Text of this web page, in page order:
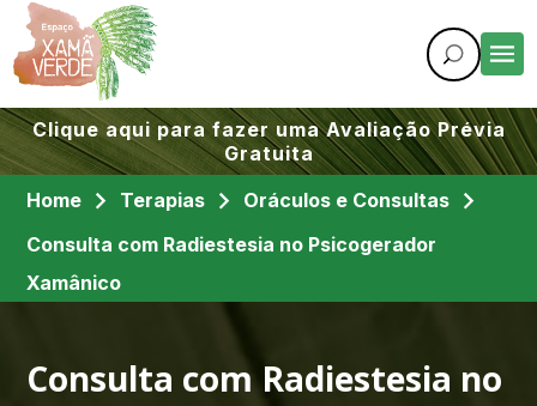
Clique aqui para fazer uma Avaliação Prévia
Gratuita
Home
Terapias
Oráculos e Consultas
Consulta com Radiestesia no Psicogerador
Xamânico
Consulta com Radiestesia no